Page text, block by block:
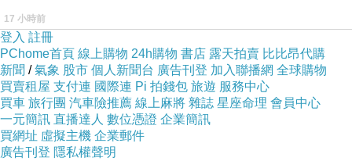
恰巧也一直有人問我，「要不要來開個邏輯思考
方面的課程？」
於是有了邏輯思考與表達工作坊。
我們的工作坊
不講解高深複雜的專門知識
Zen大整理出生活實用必須掌握
17 小時前
登入 註冊
PChome首頁 線上購物 24h購物 書店 露天拍賣 比比昂代購
新聞 /氣象 股市 個人新聞台 廣告刊登 加入聯播網 全球購物
買賣租屋 支付連 國際連 Pi 拍錢包 旅遊 服務中心
買車 旅行團 汽車險推薦 線上麻將 雜誌 星座命理 會員中心
一元簡訊 直播達人 數位憑證 企業簡訊
買網址 虛擬主機 企業郵件
廣告刊登 隱私權聲明